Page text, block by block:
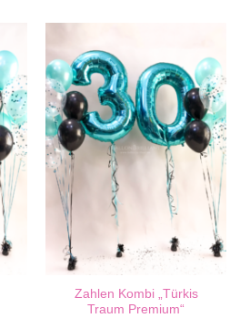
Zahlen Kombi „Türkis
Traum Premium“